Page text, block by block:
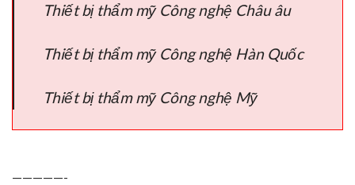
Thiết bị thẩm mỹ Công nghệ Châu âu
Thiết bị thẩm mỹ Công nghệ Hàn Quốc
Thiết bị thẩm mỹ Công nghệ Mỹ
—————-